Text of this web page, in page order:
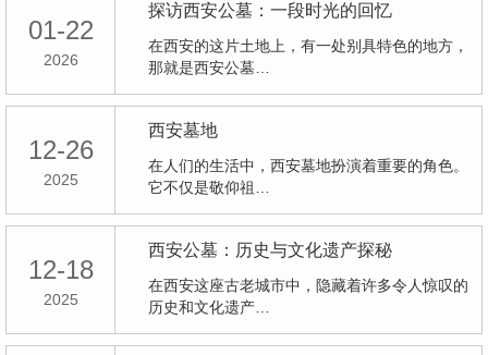
01-22
2026
探访西安公墓：一段时光的回忆
在西安的这片土地上，有一处别具特色的地方，
那就是西安公墓…
12-26
2025
西安墓地
在人们的生活中，西安墓地扮演着重要的角色。
它不仅是敬仰祖…
12-18
2025
西安公墓：历史与文化遗产探秘
在西安这座古老城市中，隐藏着许多令人惊叹的
历史和文化遗产…